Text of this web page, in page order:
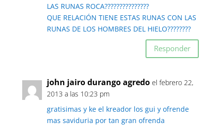
LAS RUNAS ROCA???????????????
QUE RELACIÓN TIENE ESTAS RUNAS CON LAS
RUNAS DE LOS HOMBRES DEL HIELO????????
Responder
john jairo durango agredo el febrero 22,
2013 a las 10:23 pm
gratisimas y ke el kreador los gui y ofrende
mas saviduria por tan gran ofrenda